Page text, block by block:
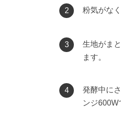
2 粉気がな
3
生地がま
ます。
4
発酵中に
ンジ600W